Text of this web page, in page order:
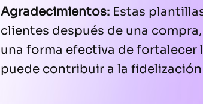
Agradecimientos: Estas
clientes después de una
una forma efectiva de fortalecer
puede contribuir a la